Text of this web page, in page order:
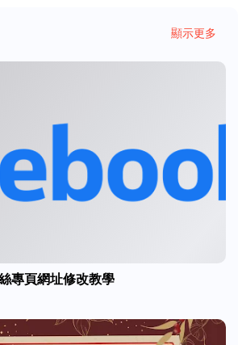
顯示更多
專頁網址修改教學